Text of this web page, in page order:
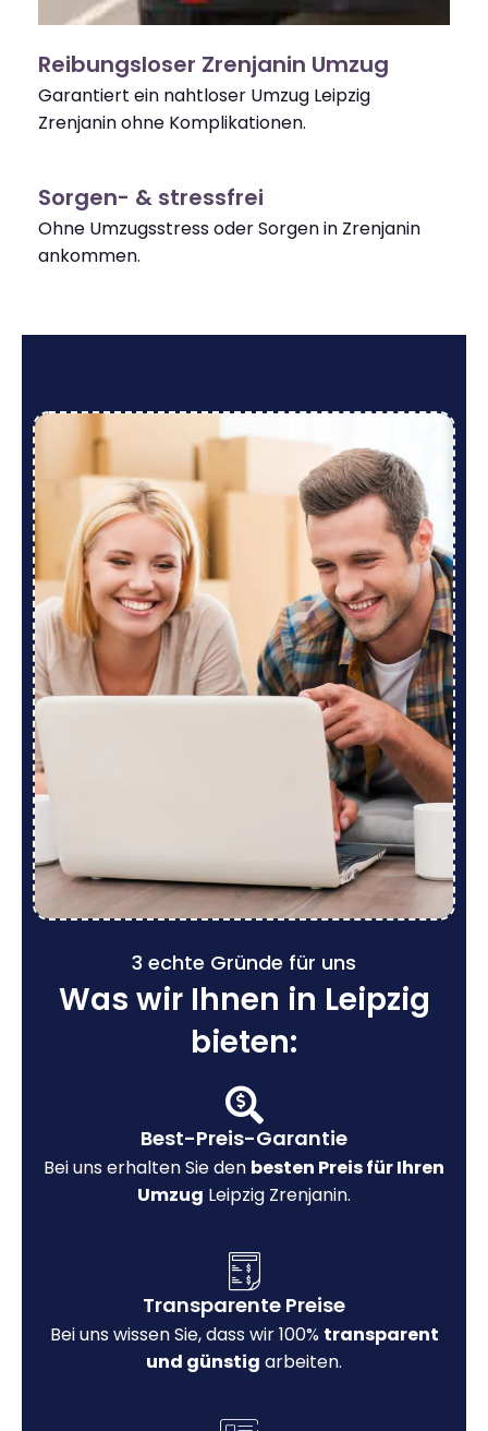
Reibungsloser Zrenjanin Umzug
Garantiert ein nahtloser Umzug Leipzig
Zrenjanin ohne Komplikationen.
Sorgen- & stressfrei
Ohne Umzugsstress oder Sorgen in Zrenjanin
ankommen.
3 echte Gründe für uns
Was wir Ihnen in Leipzig
bieten:
Best-Preis-Garantie
Bei uns erhalten Sie den besten Preis für Ihren
Umzug Leipzig Zrenjanin.
Transparente Preise
Bei uns wissen Sie, dass wir 100% transparent
und günstig arbeiten.